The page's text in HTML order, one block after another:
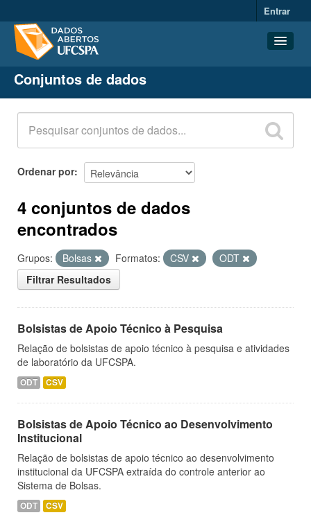
Entrar
Conjuntos de dados
Organizações
Grupos
Sobre
Conjuntos de dados
Ordenar por
4 conjuntos de dados
encontrados
Grupos: Bolsas Formatos: CSV
ODT
Filtrar Resultados
Bolsistas de Apoio Técnico à Pesquisa
Relação de bolsistas de apoio técnico à pesquisa e atividades
de laboratório da UFCSPA.
ODT CSV
Bolsistas de Apoio Técnico ao Desenvolvimento
Institucional
Relação de bolsistas de apoio técnico ao desenvolvimento
institucional da UFCSPA extraída do controle anterior ao
Sistema de Bolsas.
ODT CSV